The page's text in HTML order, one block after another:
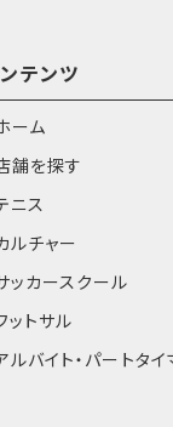
テンツ
ーム
舗を探す
ニス
ルチャー
ッカースクール
ットサル
ルバイト・パートタ